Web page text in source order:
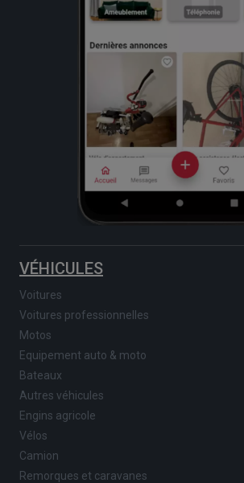
VÉHICULES
Voitures
Voitures professionnelles
Motos
Equipement auto & moto
Bateaux
Autres véhicules
Engins agricole
Vélos
Camion
Remorques et caravanes